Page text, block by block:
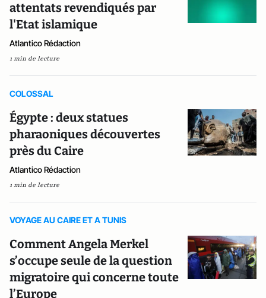
attentats revendiqués par
l'Etat islamique
Atlantico Rédaction
1 min de lecture
COLOSSAL
Égypte : deux statues
pharaoniques découvertes
près du Caire
Atlantico Rédaction
1 min de lecture
VOYAGE AU CAIRE ET A TUNIS
Comment Angela Merkel
s’occupe seule de la question
migratoire qui concerne toute
l’Europe